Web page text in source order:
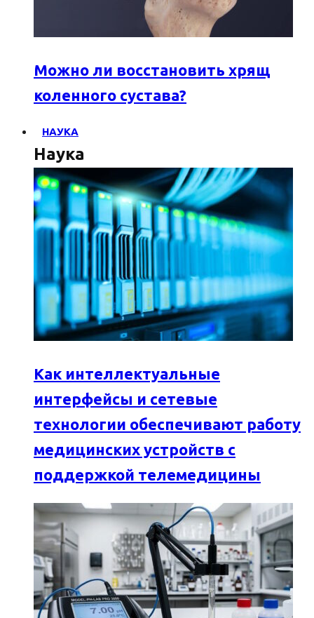
Можно ли восстановить хрящ
коленного сустава?
НАУКА
Наука
Как интеллектуальные
интерфейсы и сетевые
технологии обеспечивают работу
медицинских устройств с
поддержкой телемедицины